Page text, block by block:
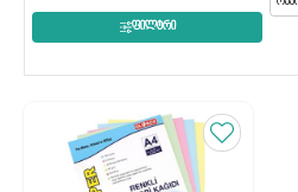
ᲤᲘᲚᲢᲠᲘ